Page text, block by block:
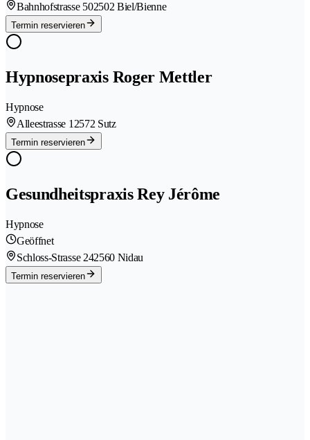
Bahnhofstrasse 502502 Biel/Bienne
Termin reservieren
Hypnosepraxis Roger Mettler
Hypnose
Alleestrasse 1 2572 Sutz
Termin reservieren
Gesundheitspraxis Rey Jérôme
Hypnose
Geöffnet
Schloss-Strasse 242560 Nidau
Termin reservieren